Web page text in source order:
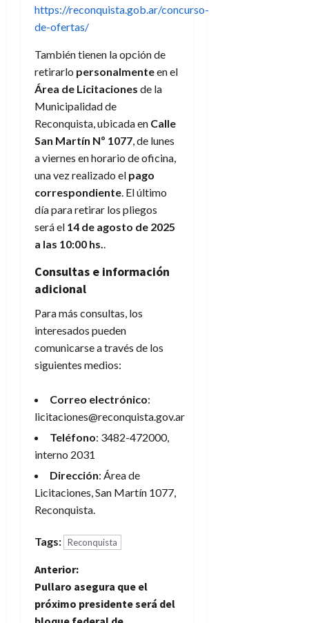
https://reconquista.gob.ar/concurso-
de-ofertas/
También tienen la opción de
retirarlo personalmenteen el
Área de Licitaciones de la
Municipalidad de
Reconquista, ubicada en Calle
San Martín Nº 1077, de lunes
a viernes en horario de oficina,
una vez realizado el pago
correspondiente. El último
día para retirar los pliegos
será el 14 de agosto de 2025
a las 10:00 hs..
Consultas e información
adicional
Para más consultas, los
interesados pueden
comunicarse a través de los
siguientes medios:
Correo electrónico:
licitaciones@reconquista.gov.ar
Teléfono: 3482-472000,
interno 2031
Dirección: Área de
Licitaciones, San Martín 1077,
Reconquista.
Tags: Reconquista
N
a
Anterior:
Pullaro asegura que el
próximo presidente será del